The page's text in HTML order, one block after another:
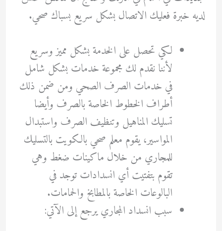
لديه خبرة فعليك الاتصال بشكل سريع بسباك صحي.
لكي تحصل على الخدمة بشكل مميز وسريع
لأننا نقدم لك مجموعة خدمات بشكل شامل
في خدمات الصرف الصحي ومن ضمن ذلك
أطراف الخطوط الخاصة بالصرف وأيضا
تسليك المناهيل وتنظيف الصرف واستبدال
المواسير، يقوم معلم صحي بالكويت بالتسليك
للمجاري من خلال ماكينات ضغط وهي
تقوم بتفتيت أي انسدادات توجد في
البالوعات الخاصة بالمطابخ والحمامات.
سبب انسداد المجاري يرجع إلى الآتي: